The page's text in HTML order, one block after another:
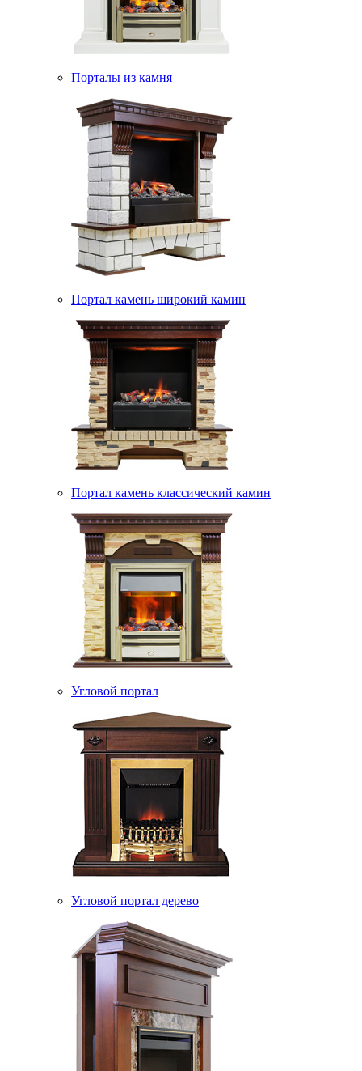
Порталы из камня
Портал камень широкий камин
Портал камень классический камин
Угловой портал
Угловой портал дерево